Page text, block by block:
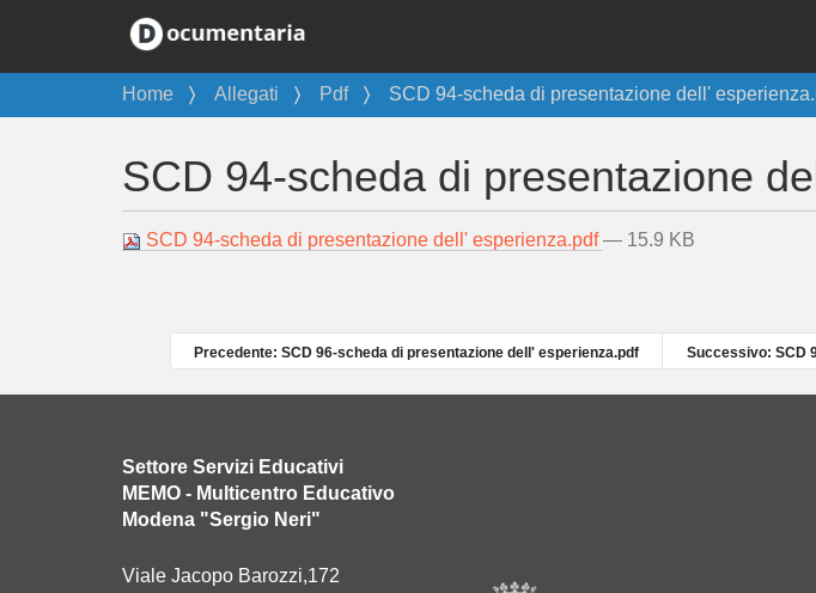
T
u
e
u
Home Allegati Pdf SCD 94-scheda di presentazione dell'
SCD 94-scheda di presentazione
SCD 94-scheda di presentazione dell' esperienza.pdf— 15.9 KB
Precedente: SCD 96-scheda di presentazione dell' esperienza.pdf Successivo: SCD
Settore Servizi Educativi
MEMO - Multicentro Educativo
Modena "Sergio Neri"
Viale Jacopo Barozzi,172